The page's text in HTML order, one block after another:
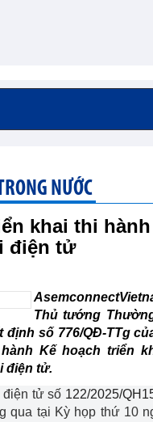
NƯỚC
khai thi
điện tử
Thủ tướng
định số 776/QĐ-TTg
Kế hoạch triển
điện tử.
điện tử số 122/2025/
qua tại Kỳ họp thứ 10